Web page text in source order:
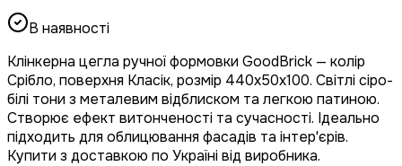
В наявності
Клінкерна цегла ручної формовки GoodBrick — колір
Срібло, поверхня Класік, розмір 440x50x100. Світлі сіро-
білі тони з металевим відблиском та легкою патиною.
Створює ефект витонченості та сучасності. Ідеально
підходить для облицювання фасадів та інтер'єрів.
Купити з доставкою по Україні від виробника.